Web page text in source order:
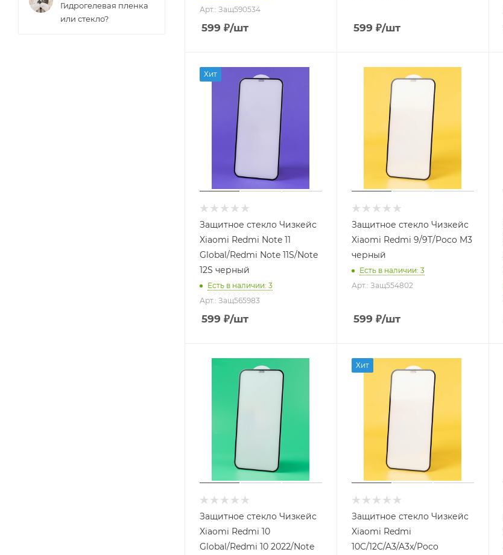
Арт.: Защ590534
599 ₽/шт 599 ₽/шт
Хит
Защитное стекло Чизкейс
Xiaomi Redmi Note 11
Global/Redmi Note 11S/Note
12S черный
Есть в наличии: 3
Арт.: Защ565983
599 ₽/шт
Защитное стекло Чизкейс
Xiaomi Redmi 9/9T/Poco M3
черный
Есть в наличии: 3
Арт.: Защ554802
599 ₽/шт
Защитное стекло Чизкейс
Xiaomi Redmi 10
Global/Redmi 10 2022/Note
Хит
Защитное стекло Чизкейс
Xiaomi Redmi
10C/12C/A3/A3x/Poco
Гидрогелевая пленка
или стекло?